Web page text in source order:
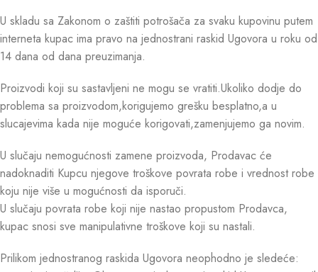
U skladu sa Zakonom o zaštiti potrošača za svaku kupovinu putem
interneta kupac ima pravo na jednostrani raskid Ugovora u roku od
14 dana od dana preuzimanja.
Proizvodi koji su sastavljeni ne mogu se vratiti.Ukoliko dodje do
problema sa proizvodom,korigujemo grešku besplatno,a u
slucajevima kada nije moguće korigovati,zamenjujemo ga novim.
U slučaju nemogućnosti zamene proizvoda, Prodavac će
nadoknaditi Kupcu njegove troškove povrata robe i vrednost robe
koju nije više u mogućnosti da isporuči.
U slučaju povrata robe koji nije nastao propustom Prodavca,
kupac snosi sve manipulativne troškove koji su nastali.
Prilikom jednostranog raskida Ugovora neophodno je sledeće: